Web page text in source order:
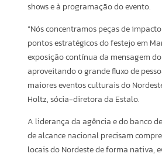
shows e à programação do evento.
“Nós concentramos peças de
pontos estratégicos do festejo em
exposição contínua da mensagem
aproveitando o grande fluxo de
maiores eventos culturais do
Holtz, sócia-diretora da Estalo.
A liderança da agência e do banco
de alcance nacional precisam
locais do Nordeste de forma nativa,